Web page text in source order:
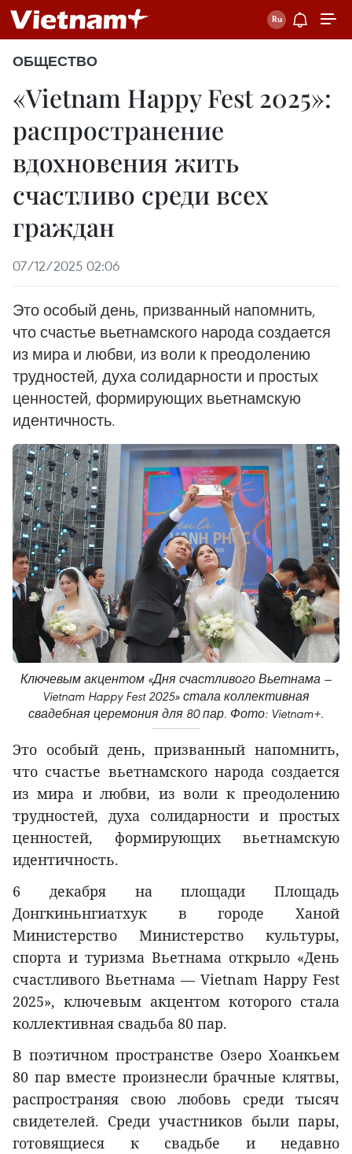
ОБЩЕСТВО
«Vietnam Happy Fest 2025»:
распространение
вдохновения жить
счастливо среди всех
граждан
07/12/2025 02:06
Это особый день, призванный напомнить,
что счастье вьетнамского народа создается
из мира и любви, из воли к преодолению
трудностей, духа солидарности и простых
ценностей, формирующих вьетнамскую
идентичность.
Ключевым акцентом «Дня счастливого Вьетнама —
Vietnam Happy Fest 2025» стала коллективная
свадебная церемония для 80 пар. Фото: Vietnam+.
Это особый день, призванный напомнить,
что счастье вьетнамского народа создается
из мира и любви, из воли к преодолению
трудностей, духа солидарности и простых
ценностей, формирующих вьетнамскую
идентичность.
6 декабря на площади Площадь
Донгкиньнгиатхук в городе Ханой
Министерство Министерство культуры,
спорта и туризма Вьетнама открыло «День
счастливого Вьетнама — Vietnam Happy Fest
2025», ключевым акцентом которого стала
коллективная свадьба 80 пар.
В поэтичном пространстве Озеро Хоанкьем
80 пар вместе произнесли брачные клятвы,
распространяя свою любовь среди тысяч
свидетелей. Среди участников были пары,
готовящиеся к свадьбе и недавно